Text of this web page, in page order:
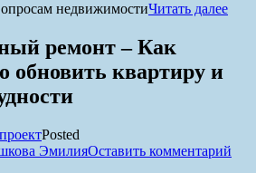
недвижимостиЧитать далее
ремонт – Как
обновить квартиру и
Posted
ЭмилияОставить комментарий